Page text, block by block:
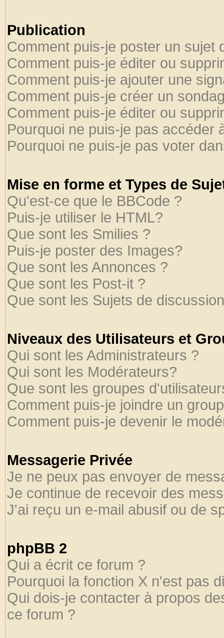
Publication
Comment puis-je poster un sujet
Comment puis-je éditer ou
Comment puis-je ajouter une
Comment puis-je créer un
Comment puis-je éditer ou
Pourquoi ne puis-je pas accéder
Pourquoi ne puis-je pas voter
Mise en forme et Types de
Qu'est-ce que le BBCode ?
Puis-je utiliser le HTML?
Que sont les Smilies ?
Puis-je poster des Images?
Que sont les Annonces ?
Que sont les Post-it ?
Que sont les Sujets de
Niveaux des Utilisateurs et
Qui sont les Administrateurs ?
Qui sont les Modérateurs?
Que sont les groupes
Comment puis-je joindre un
Comment puis-je devenir le
Messagerie Privée
Je ne peux pas envoyer de
Je continue de recevoir des
J'ai reçu un e-mail abusif ou de
phpBB 2
Qui a écrit ce forum ?
Pourquoi la fonction X n'est pas
Qui dois-je contacter à propos
ce forum ?